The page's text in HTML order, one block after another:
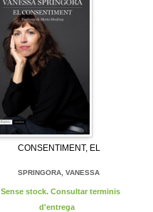
CONSENTIMENT, EL
SPRINGORA, VANESSA
Sense stock. Consultar terminis
d'entrega